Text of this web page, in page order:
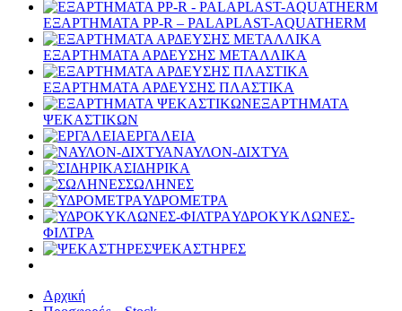
ΕΞΑΡΤΗΜΑΤΑ PP-R – PALAPLAST-AQUATHERM
ΕΞΑΡΤΗΜΑΤΑ ΑΡΔΕΥΣΗΣ ΜΕΤΑΛΛΙΚΑ
ΕΞΑΡΤΗΜΑΤΑ ΑΡΔΕΥΣΗΣ ΠΛΑΣΤΙΚΑ
ΕΞΑΡΤΗΜΑΤΑ
ΨΕΚΑΣΤΙΚΩΝ
ΕΡΓΑΛΕΙΑ
ΝΑΥΛΟΝ-ΔΙΧΤΥΑ
ΣΙΔΗΡΙΚΑ
ΣΩΛΗΝΕΣ
ΥΔΡΟΜΕΤΡΑ
ΥΔΡΟΚΥΚΛΩΝΕΣ-
ΦΙΛΤΡΑ
ΨΕΚΑΣΤΗΡΕΣ
Αρχική